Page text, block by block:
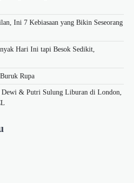
Ini 7 Kebiasaan yang Bikin Seseorang
Hari Ini tapi Besok Sedikit,
Rupa
Dewi & Putri Sulung Liburan di London,